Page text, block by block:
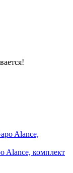
Alance, комплект